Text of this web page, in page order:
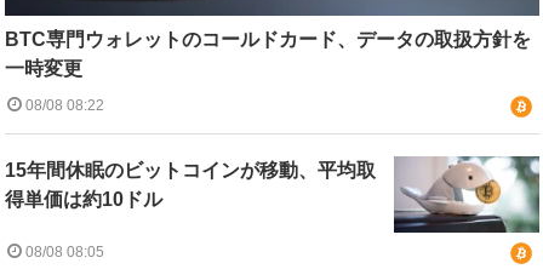
BTC専門ウォレットのコールドカード、データの取扱方針を
一時変更
08/08 08:22
15年間休眠のビットコインが移動、平均取
得単価は約10ドル
08/08 08:05